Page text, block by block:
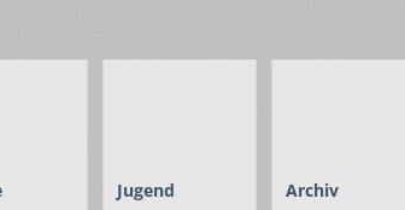
Jugend Archiv